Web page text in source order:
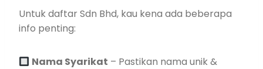
Untuk daftar Sdn Bhd, kau kena ada beberapa
info penting:
Nama Syarikat – Pastikan nama unik &